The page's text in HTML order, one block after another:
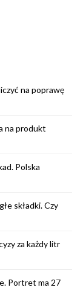
na poprawę
na produkt
Polska
składki. Czy
za każdy litr
Portret ma 27